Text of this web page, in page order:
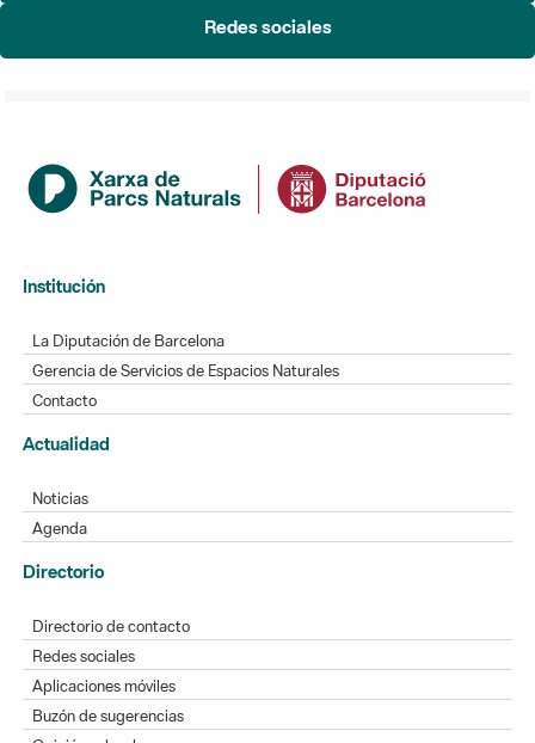
Redes sociales
Institución
La Diputación de Barcelona
Gerencia de Servicios de Espacios Naturales
Contacto
Actualidad
Noticias
Agenda
Directorio
Directorio de contacto
Redes sociales
Aplicaciones móviles
Buzón de sugerencias